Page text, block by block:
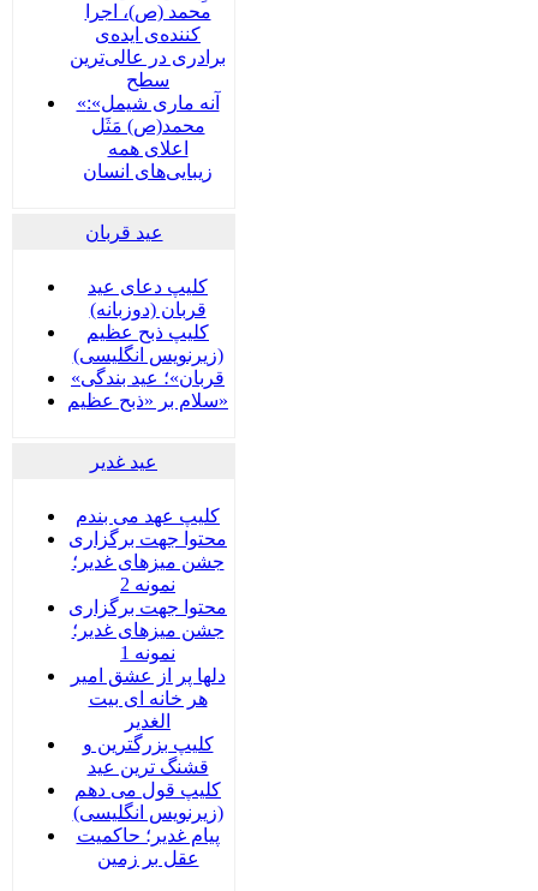
محمد (ص)، اجرا
کننده‌ی ایده‌ی
برادری در عالی‌ترین
سطح
«آنه ماری شیمل»:
محمد(ص) مَثَل
اعلای همه
زیبایی‌های انسان
عید قربان
کلیپ دعای عید
قربان (دوزبانه)
کلیپ ذبح عظیم
(زیرنویس انگلیسی)
«قربان»؛ عید بندگی
سلام بر «ذبح عظیم»
عید غدير
کلیپ عهد می بندم
محتوا جهت برگزاری
جشن میزهای غدیر؛
نمونه 2
محتوا جهت برگزاری
جشن میزهای غدیر؛
نمونه 1
دلها پر از عشق امیر
هر خانه ای بیت
الغدیر
کلیپ بزرگترین و
قشنگ ترین عید
کلیپ قول می دهم
(زیرنویس انگلیسی)
پیام غدیر؛ حاکمیت
عقل بر زمین